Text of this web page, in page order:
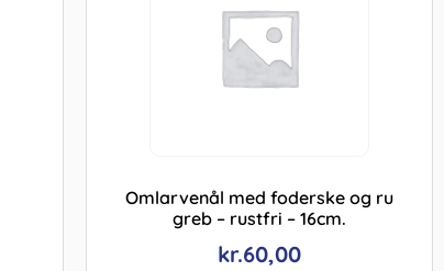
Omlarvenål med foderske og ru
greb – rustfri – 16cm.
kr.60,00